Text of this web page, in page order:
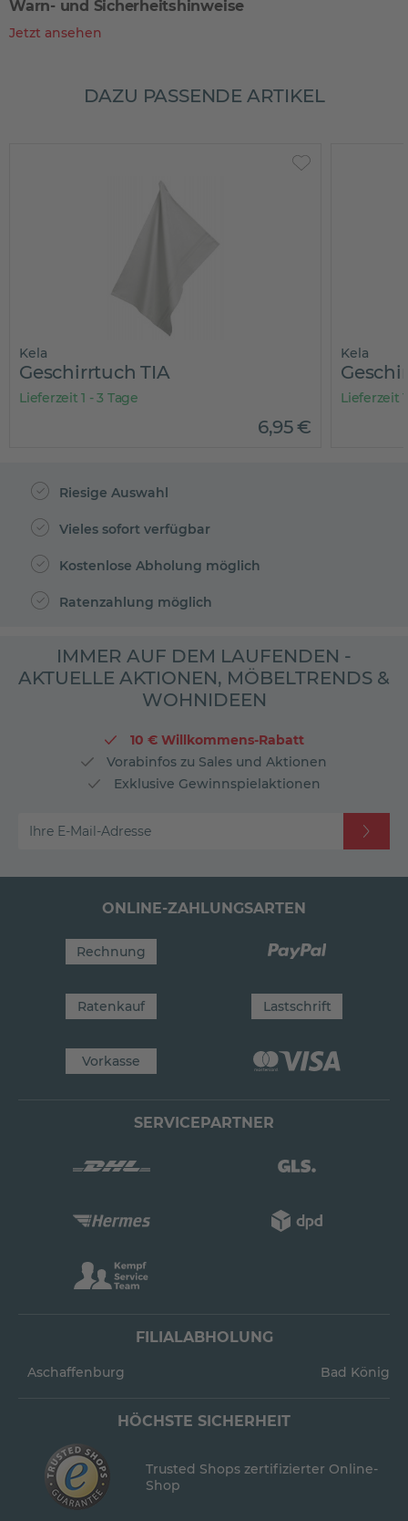
Warn- und Sicherheitshinweise
Jetzt ansehen
DAZU PASSENDE ARTIKEL
Kela
Geschirrtuch TIA
Lieferzeit 1 - 3 Tage
6,95€
Kela
Lieferzeit
Riesige Auswahl
Vieles sofort verfügbar
Kostenlose Abholung möglich
Ratenzahlung möglich
IMMER AUF DEM LAUFENDEN -
AKTUELLE AKTIONEN, MÖBELTRENDS &
WOHNIDEEN
10 € Willkommens-Rabatt
Vorabinfos zu Sales und Aktionen
Exklusive Gewinnspielaktionen
Ihre E-Mail-Adresse
ONLINE-ZAHLUNGSARTEN
Rechnung
Ratenkauf Lastschrift
Vorkasse
SERVICEPARTNER
FILIALABHOLUNG
Aschaffenburg Bad König
HÖCHSTE SICHERHEIT
Trusted Shops zertifizierter Online-
Shop